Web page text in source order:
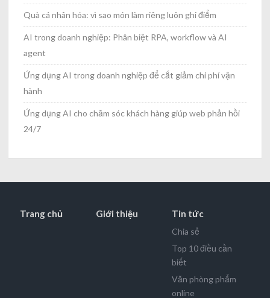
Quà cá nhân hóa: vì sao món làm riêng luôn ghi điểm
AI trong doanh nghiệp: Phân biệt RPA, workflow và AI
agent
Ứng dụng AI trong doanh nghiệp để cắt giảm chi phí vận
hành
Ứng dụng AI cho chăm sóc khách hàng giúp web phản hồi
24/7
Trang chủ Giới thiệu Tin tức
Chia sẻ
Top 10 điều cần
biết
Văn phòng phẩm
online